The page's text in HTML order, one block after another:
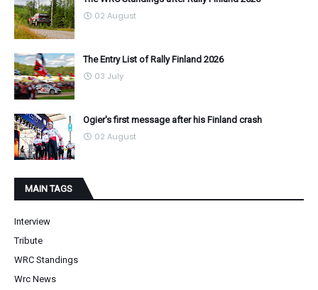
02 August
The Entry List of Rally Finland 2026
03 July
Ogier's first message after his Finland crash
02 August
MAIN TAGS
Interview
Tribute
WRC Standings
Wrc News